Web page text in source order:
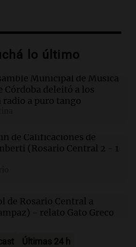
intentar limitar la ciudadanía
inesperada en el cuerpo de
de hielo de 5.300 años
para el tifón Dolphin; cierran
turísticas en varias
lo último
Municipal de Música
Córdoba deleitó a los
radio a puro tango
de Calificaciones de
(Rosario Central 2 - 1
de Rosario Central a
- relato Gato Greco
Últimas 24 h